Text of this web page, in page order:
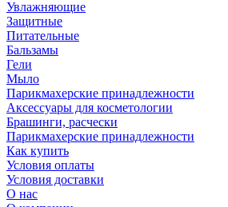
Увлажняющие
Защитные
Питательные
Бальзамы
Гели
Мыло
Парикмахерские принадлежности
Аксессуары для косметологии
Брашинги, расчески
Парикмахерские принадлежности
Как купить
Условия оплаты
Условия доставки
О нас